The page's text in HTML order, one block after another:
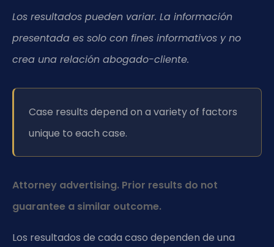
Los resultados pueden variar. La información
presentada es solo con fines informativos y no
crea una relación abogado-cliente.
Case results depend on a variety of factors
unique to each case.
Attorney advertising. Prior results do not
guarantee a similar outcome.
Los resultados de cada caso dependen de una